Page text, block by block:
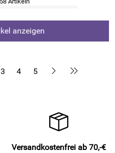
anzeigen
3 4 5
Versandkostenfrei ab 70,-€